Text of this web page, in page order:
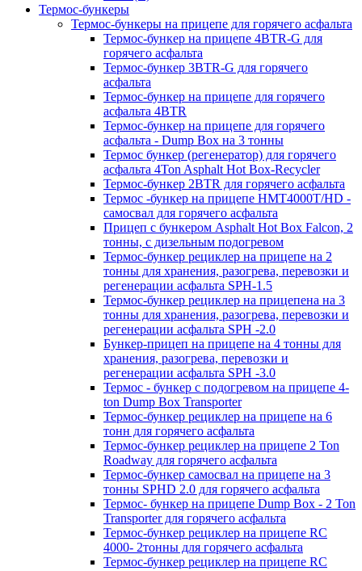
Термос-бункеры
Термос-бункеры на прицепе для горячего асфальта
Термос-бункер на прицепе 4BTR-G для
горячего асфальта
Термос-бункер 3BTR-G для горячего
асфальта
Термос-бункер на прицепе для горячего
асфальта 4BTR
Термос-бункер на прицепе для горячего
асфальта - Dump Box на 3 тонны
Термос бункер (регенератор) для горячего
асфальта 4Ton Asphalt Hot Box-Recycler
Термос-бункер 2BTR для горячего асфальта
Термос -бункер на прицепе HMT4000T/HD -
самосвал для горячего асфальта
Прицеп с бункером Asphalt Hot Box Falcon, 2
тонны, с дизельным подогревом
Термос-бункер рециклер на прицепе на 2
тонны для хранения, разогрева, перевозки и
регенерации асфальта SPH-1.5
Термос-бункер рециклер на прицепена на 3
тонны для хранения, разогрева, перевозки и
регенерации асфальта SPH -2.0
Бункер-прицеп на прицепе на 4 тонны для
хранения, разогрева, перевозки и
регенерации асфальта SPH -3.0
Термос - бункер с подогревом на прицепе 4-
ton Dump Box Transporter
Термос-бункер рециклер на прицепе на 6
тонн для горячего асфальта
Термос-бункер рециклер на прицепе 2 Ton
Roadway для горячего асфальта
Термос-бункер самосвал на прицепе на 3
тонны SPHD 2.0 для горячего асфальта
Термос- бункер на прицепе Dump Box - 2 Ton
Transporter для горячего асфальта
Термос-бункер рециклер на прицепе RC
4000- 2тонны для горячего асфальта
Термос-бункер рециклер на прицепе RC